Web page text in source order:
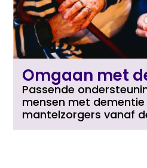
Omgaan met
Passende
mensen met dementie
mantelzorgers vanaf